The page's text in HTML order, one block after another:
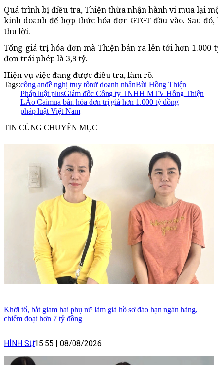
Quá trình bị điều tra, Thiện thừa nhận hành vi mua lại
kinh doanh để hợp thức hóa đơn GTGT đầu vào. Sau
thu lời.
Tổng giá trị hóa đơn mà Thiện bán ra lên tới hơn
đơn trái phép là 3,8 tỷ.
Hiện vụ việc đang được điều tra, làm rõ.
Tags:công anđề nghị truy tốnữ doanh nhânBùi Hồng Thiện
Pháp luật plusGiám đốc Công ty TNHH MTV Hồng Thiện
LÀo Caimua bán hóa đơn trị giá hơn 1.000 tỷ đồng
pháp luật Việt Nam
TIN CÙNG CHUYÊN MỤC
Khởi tố, bắt giam hai phụ nữ làm giả hồ sơ đáo hạn ngân hàng,
chiếm đoạt hơn 7 tỷ đồng
HÌNH SỰ15:55 08/08/2026